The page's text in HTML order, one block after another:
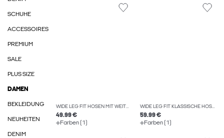
SCHUHE
ACCESSOIRES
PREMIUM
SALE
PLUS SIZE
DAMEN
BEKLEIDUNG
NEUHEITEN
DENIM
WIDE LEG FIT HOSEN MIT WEITEM BEIN
49.99 €
Farben (1)
WIDE LEG FIT KLASSISCHE HOSEN
59.99 €
Farben (1)